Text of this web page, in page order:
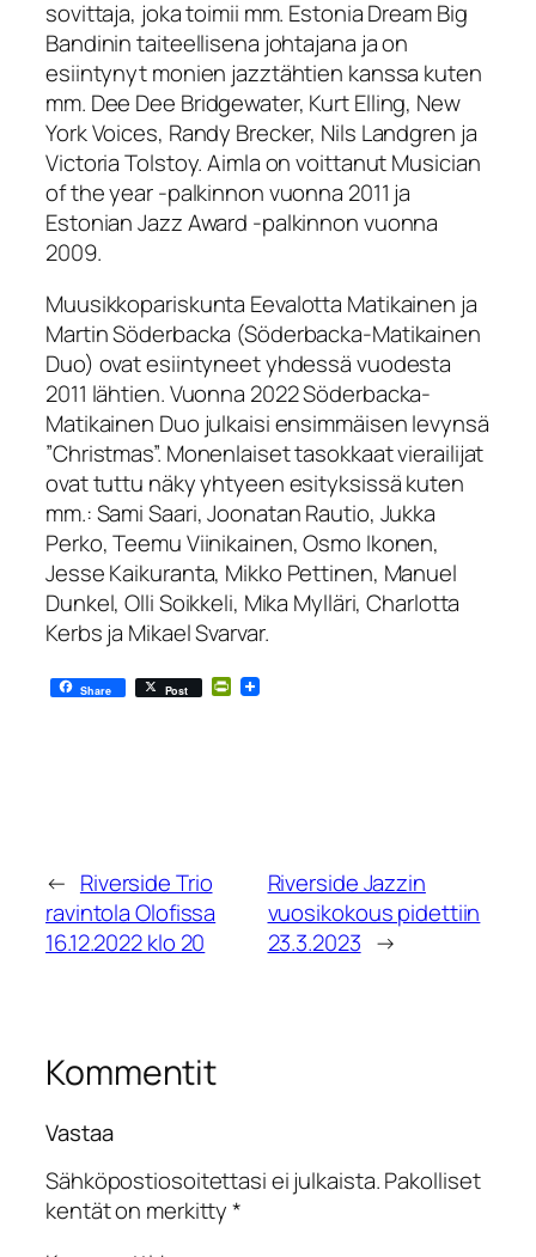
sovittaja, joka toimii mm. Estonia Dream Big
Bandinin taiteellisena johtajana ja on
esiintynyt monien jazztähtien kanssa kuten
mm. Dee Dee Bridgewater, Kurt Elling, New
York Voices, Randy Brecker, Nils Landgren ja
Victoria Tolstoy. Aimla on voittanut Musician
of the year -palkinnon vuonna 2011 ja
Estonian Jazz Award -palkinnon vuonna
2009.
Muusikkopariskunta Eevalotta Matikainen ja
Martin Söderbacka (Söderbacka-Matikainen
Duo) ovat esiintyneet yhdessä vuodesta
2011 lähtien. Vuonna 2022 Söderbacka-
Matikainen Duo julkaisi ensimmäisen levynsä
”Christmas”. Monenlaiset tasokkaat vierailijat
ovat tuttu näky yhtyeen esityksissä kuten
mm.: Sami Saari, Joonatan Rautio, Jukka
Perko, Teemu Viinikainen, Osmo Ikonen,
Jesse Kaikuranta, Mikko Pettinen, Manuel
Dunkel, Olli Soikkeli, Mika Mylläri, Charlotta
Kerbs ja Mikael Svarvar.
Share Post PrintFriendly
← Riverside Trio
ravintola Olofissa
16.12.2022 klo 20
Riverside Jazzin
vuosikokous pidettiin
23.3.2023 →
Kommentit
Vastaa
Sähköpostiosoitettasi ei julkaista.Pakolliset
kentät on merkitty*